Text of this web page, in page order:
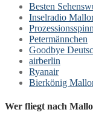
Besten
Inselradio
Petermännchen
Goodbye
airberlin
Ryanair
Bierkönig
Wer fliegt nach